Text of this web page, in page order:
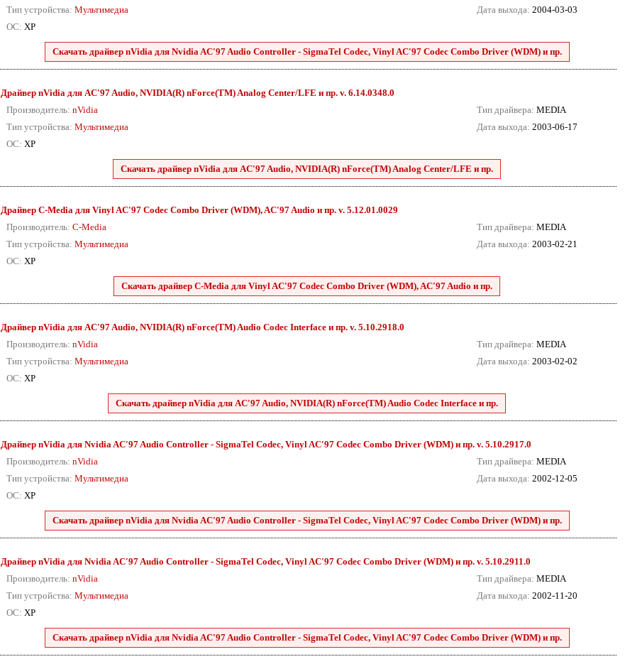
Тип устройства: Мультимедиа
ОС: XP
Дата выхода: 2004-03-03
Скачать драйвер nVidia для Nvidia AC'97 Audio Controller - SigmaTel Codec, Vinyl AC'97 Codec Combo Driver (WDM) и пр.
Драйвер nVidia для AC'97 Audio, NVIDIA(R) nForce(TM) Analog Center/LFE и пр. v. 6.14.0348.0
Производитель: nVidia
Тип устройства: Мультимедиа
ОС: XP
Тип драйвера: MEDIA
Дата выхода: 2003-06-17
Скачать драйвер nVidia для AC'97 Audio, NVIDIA(R) nForce(TM) Analog Center/LFE и пр.
Драйвер C-Media для Vinyl AC'97 Codec Combo Driver (WDM), AC'97 Audio и пр. v. 5.12.01.0029
Производитель: C-Media
Тип устройства: Мультимедиа
ОС: XP
Тип драйвера: MEDIA
Дата выхода: 2003-02-21
Скачать драйвер C-Media для Vinyl AC'97 Codec Combo Driver (WDM), AC'97 Audio и пр.
Драйвер nVidia для AC'97 Audio, NVIDIA(R) nForce(TM) Audio Codec Interface и пр. v. 5.10.2918.0
Производитель: nVidia
Тип устройства: Мультимедиа
ОС: XP
Тип драйвера: MEDIA
Дата выхода: 2003-02-02
Скачать драйвер nVidia для AC'97 Audio, NVIDIA(R) nForce(TM) Audio Codec Interface и пр.
Драйвер nVidia для Nvidia AC'97 Audio Controller - SigmaTel Codec, Vinyl AC'97 Codec Combo Driver (WDM) и пр. v. 5.10.2917.0
Производитель: nVidia
Тип устройства: Мультимедиа
ОС: XP
Тип драйвера: MEDIA
Дата выхода: 2002-12-05
Скачать драйвер nVidia для Nvidia AC'97 Audio Controller - SigmaTel Codec, Vinyl AC'97 Codec Combo Driver (WDM) и пр.
Драйвер nVidia для Nvidia AC'97 Audio Controller - SigmaTel Codec, Vinyl AC'97 Codec Combo Driver (WDM) и пр. v. 5.10.2911.0
Производитель: nVidia
Тип устройства: Мультимедиа
ОС: XP
Тип драйвера: MEDIA
Дата выхода: 2002-11-20
Скачать драйвер nVidia для Nvidia AC'97 Audio Controller - SigmaTel Codec, Vinyl AC'97 Codec Combo Driver (WDM) и пр.